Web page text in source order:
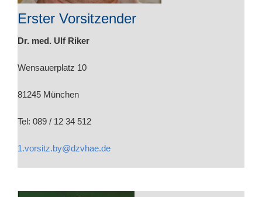
Erster Vorsitzender
Dr. med. Ulf Riker
Wensauerplatz 10
81245 München
Tel: 089 / 12 34 512
1.vorsitz.by@dzvhae.de